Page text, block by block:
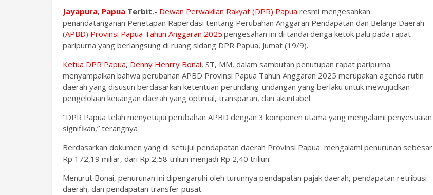
Jayapura, Papua Terbit,- Dewan Perwakilan Rakyat (DPR) Papua resmi mengesahkan
penandatanganan Penetapan Raperdasi tentang Perubahan Anggaran Pendapatan dan Belanja Daerah
(APBD) Provinsi Papua Tahun Anggaran 2025.pengesahan ini di tandai denga ketok palu pada rapat
paripurna yang berlangsung di ruang sidang DPR Papua, Jumat (19/9).
Ketua DPR Papua, Denny Henrry Bonai, ST, MM, dalam sambutan penutupan rapat paripurna
menyampaikan bahwa perubahan APBD Provinsi Papua Tahun Anggaran 2025 merupakan agenda rutin
daerah yang disusun berdasarkan ketentuan perundang-undangan yang berlaku untuk mewujudkan
pengelolaan keuangan daerah yang optimal, transparan, dan akuntabel.
"DPR Papua telah menyetujui perubahan APBD dengan 3 komponen utama yang mengalami penyesuaian
signifikan,” terangnya
Berdasarkan dokumen yang di setujui pendapatan daerah Provinsi Papua mengalami penurunan sebesar
Rp 172,19 miliar, dari Rp 2,58 triliun menjadi Rp 2,40 triliun.
Menurut Bonai, penurunan ini dipengaruhi oleh turunnya pendapatan pajak daerah, pendapatan retribusi
daerah, dan pendapatan transfer pusat.